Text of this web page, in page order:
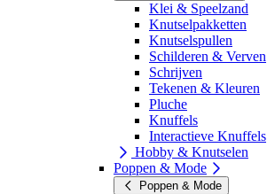
Klei & Speelzand
Knutselpakketten
Knutselspullen
Schilderen & Verven
Schrijven
Tekenen & Kleuren
Pluche
Knuffels
Interactieve Knuffels
Hobby & Knutselen
Poppen & Mode
Poppen & Mode